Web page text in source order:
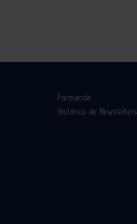
Formación
Histórico de Newsletters